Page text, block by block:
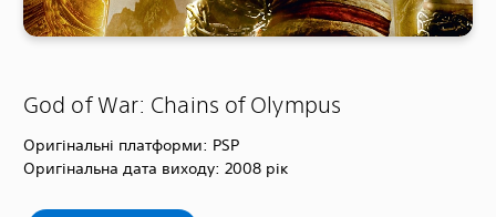
God of War: Chains of Olympus
Оригінальні платформи: PSP
Оригінальна дата виходу: 2008 рік